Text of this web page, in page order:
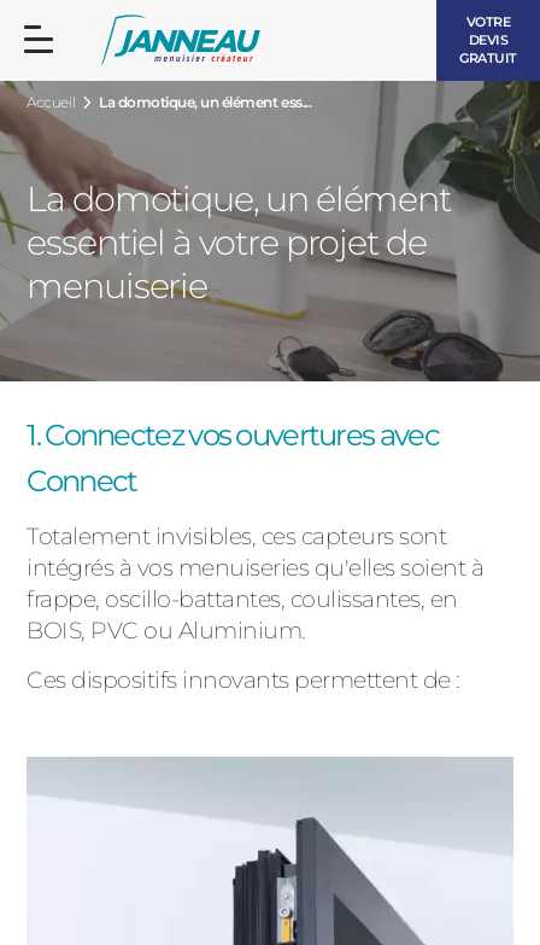
VOTRE
DEVIS
GRATUIT
Accueil La domotique, un élément ess...
La domotique, un élément
essentiel à votre projet de
menuiserie
1. Connectez vos ouvertures avec
Connect
Totalement invisibles, ces capteurs sont
intégrés à vos menuiseries qu'elles soient à
frappe, oscillo-battantes, coulissantes, en
BOIS, PVC ou Aluminium.
Ces dispositifs innovants permettent de :
FENÊTRES ET PORTES-FENÊTRES
ALUMINIUM
PORTES D’ENTRÉE
LES CONTEMPORAINES
LES INTEMPORELLES
VOLETS ROULANTS
PORTAILS ET PORTILLONS
CARPORTS
CLÔTURES